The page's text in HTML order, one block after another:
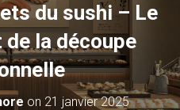
du sushi – Le
la découpe
on 21 janvier 2025